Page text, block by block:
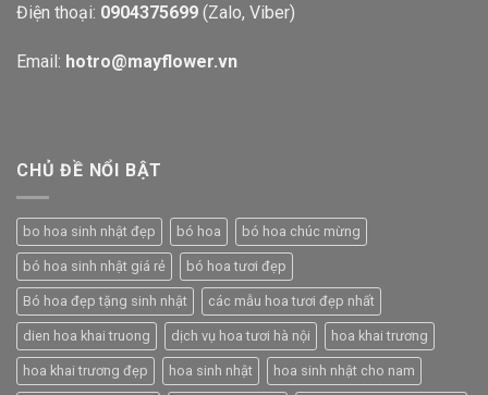
Điện thoại: 0904375699 (Zalo, Viber)
Email: hotro@mayflower.vn
CHỦ ĐỀ NỔI BẬT
bo hoa sinh nhật đẹp bó hoa bó hoa chúc mừng
bó hoa sinh nhật giá rẻ bó hoa tươi đẹp
Bó hoa đẹp tặng sinh nhật các mẫu hoa tươi đẹp nhất
dien hoa khai truong dịch vụ hoa tươi hà nội hoa khai trương
hoa khai trương đẹp hoa sinh nhật hoa sinh nhật cho nam